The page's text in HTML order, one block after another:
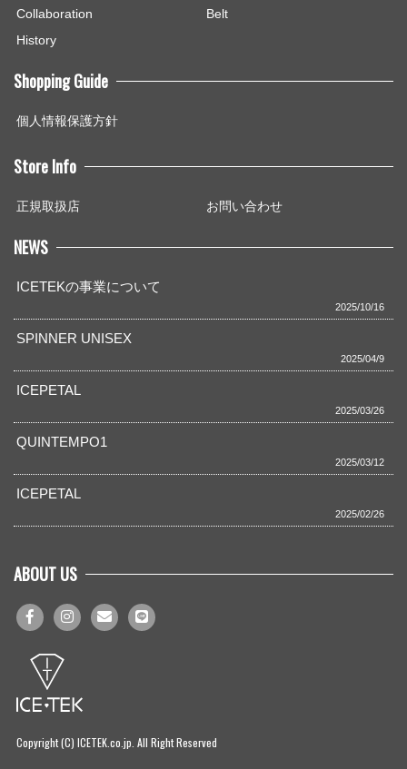
Collaboration
Belt
History
Shopping Guide
個人情報保護方針
Store Info
正規取扱店 お問い合わせ
NEWS
ICETEKの事業について
2025/10/16
SPINNER UNISEX
2025/04/9
ICEPETAL
2025/03/26
QUINTEMPO1
2025/03/12
ICEPETAL
2025/02/26
ABOUT US
Copyright (C) ICETEK.co.jp. All Right Reserved